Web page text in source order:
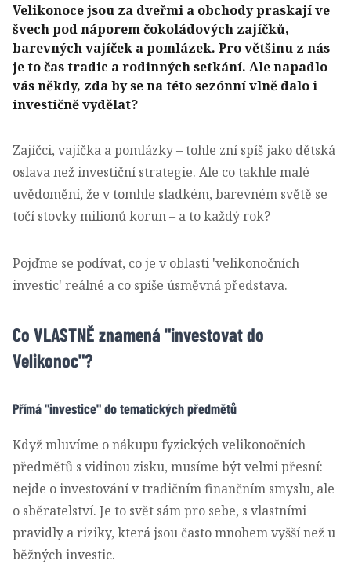
Velikonoce jsou za dveřmi a obchody praskají ve
švech pod náporem čokoládových zajíčků,
barevných vajíček a pomlázek. Pro většinu z nás
je to čas tradic a rodinných setkání. Ale napadlo
vás někdy, zda by se na této sezónní vlně dalo i
investičně vydělat?
Zajíčci, vajíčka a pomlázky – tohle zní spíš jako dětská
oslava než investiční strategie. Ale co takhle malé
uvědomění, že v tomhle sladkém, barevném světě se
točí stovky milionů korun – a to každý rok?
Pojďme se podívat, co je v oblasti 'velikonočních
investic' reálné a co spíše úsměvná představa.
Co VLASTNĚ znamená "investovat do
Velikonoc"?
Přímá "investice" do tematických předmětů
Když mluvíme o nákupu fyzických velikonočních
předmětů s vidinou zisku, musíme být velmi přesní:
nejde o investování v tradičním finančním smyslu, ale
o sběratelství. Je to svět sám pro sebe, s vlastními
pravidly a riziky, která jsou často mnohem vyšší než u
běžných investic.